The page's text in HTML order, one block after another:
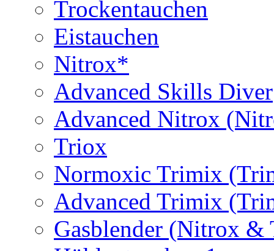
Trockentauchen
Eistauchen
Nitrox*
Advanced Skills Diver
Advanced Nitrox
Triox
Normoxic Trimix
Advanced Trimix
Gasblender (Nitrox